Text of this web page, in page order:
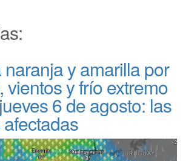
y amarilla por
vientos y frío extremo
6 de agosto: las